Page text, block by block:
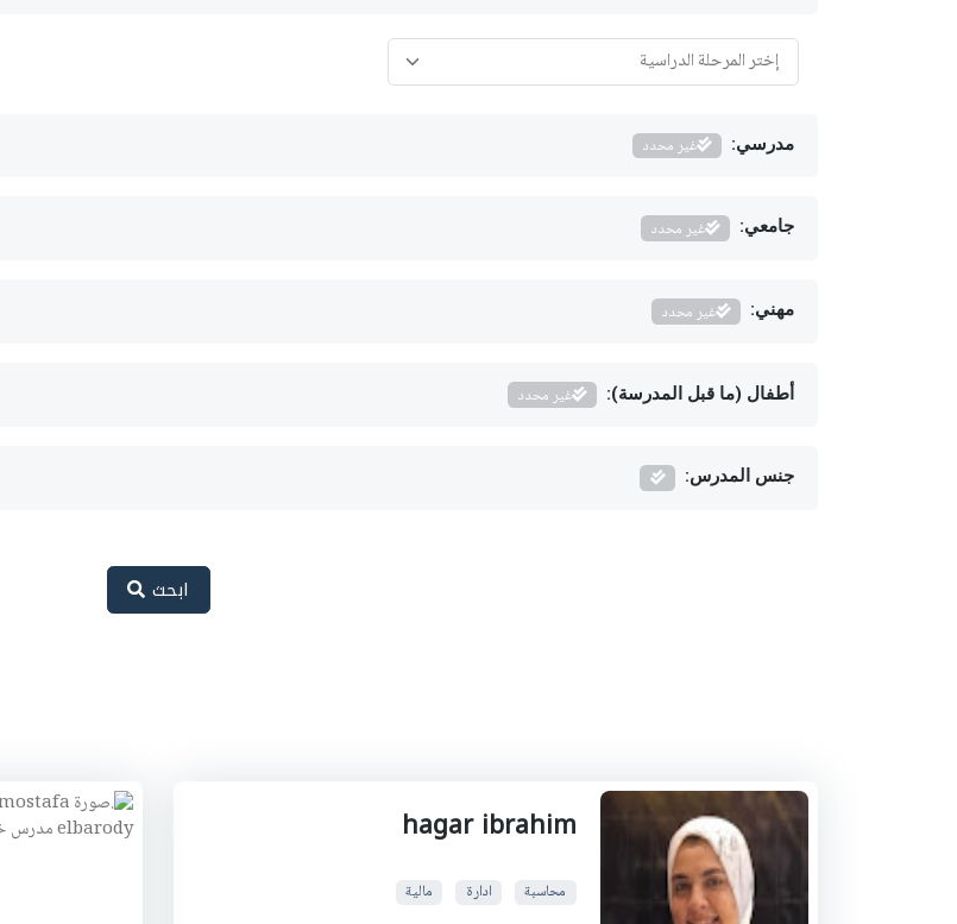
مدرسي: غير محدد
جامعي: غير محدد
مهني: غير محدد
أطفال (ما قبل المدرسة): غير محدد
جنس المدرس:
ابحث
hagar ibrahim
محاسبة ادارة مالية